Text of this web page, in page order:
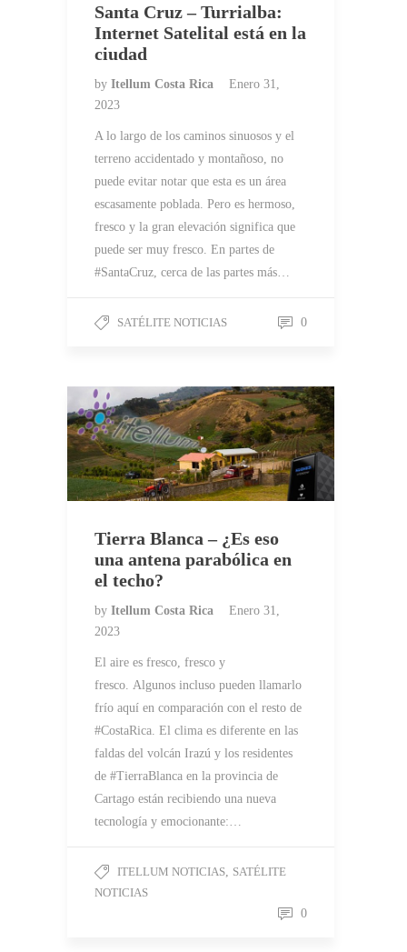
Santa Cruz – Turrialba:
Internet Satelital está en la
ciudad
by Itellum Costa Rica
Enero 31,
2023
A lo largo de los caminos sinuosos y el
terreno accidentado y montañoso, no
puede evitar notar que esta es un área
escasamente poblada. Pero es hermoso,
fresco y la gran elevación significa que
puede ser muy fresco. En partes de
#SantaCruz, cerca de las partes más…
SATÉLITE NOTICIAS 0
Tierra Blanca – ¿Es eso
una antena parabólica en
el techo?
by Itellum Costa Rica
Enero 31,
2023
El aire es fresco, fresco y
fresco. Algunos incluso pueden llamarlo
frío aquí en comparación con el resto de
#CostaRica. El clima es diferente en las
faldas del volcán Irazú y los residentes
de #TierraBlanca en la provincia de
Cartago están recibiendo una nueva
tecnología y emocionante:…
ITELLUM NOTICIAS SATÉLITE
NOTICIAS
0